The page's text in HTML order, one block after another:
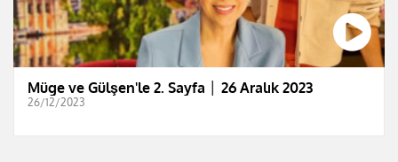
Müge ve Gülşen'le 2. Sayfa │ 26 Aralık 2023
26/12/2023